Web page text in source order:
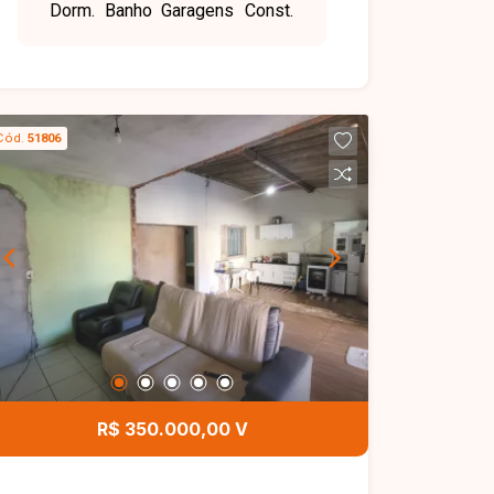
churrasqueira, tanque, despensa,2
Dorm. Banho Garagens Const.
51806
R$ 350.000,00 V